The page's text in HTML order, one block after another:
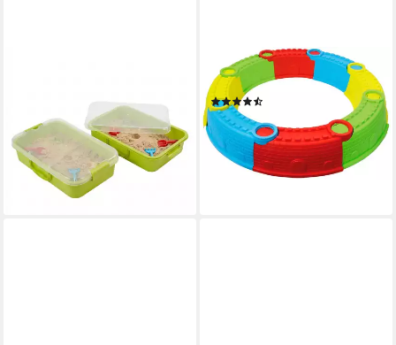
17,99 € UVP39,99 €
-55%
lieferbar - in 2-3 Werktagen bei dir
JAMARA
Sandkasten
ab 16,19 € 34,99 €
-54%
lieferbar - in 3-4 Werktagen bei dir